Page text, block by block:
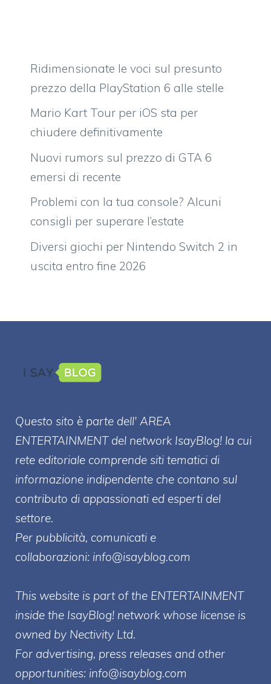
Ridimensionate le voci sul presunto
prezzo della PlayStation 6 alle stelle
Mario Kart Tour per iOS sta per
chiudere definitivamente
Nuovi rumors sul prezzo di GTA 6
emersi di recente
Problemi con la tua console? Alcuni
consigli per superare l’estate
Diversi giochi per Nintendo Switch 2 in
uscita entro fine 2026
Questo sito è parte dell' AREA
ENTERTAINMENT del network IsayBlog! la cui
rete editoriale comprende siti tematici di
informazione indipendente che contano sul
contributo di appassionati ed esperti del
settore.
Per pubblicità, comunicati e
collaborazioni: info@isayblog.com
This website is part of the ENTERTAINMENT
inside the IsayBlog! network whose license is
owned by Nectivity Ltd.
For advertising, press releases and other
opportunities: info@isayblog.com